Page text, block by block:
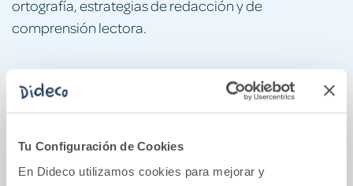
Tu Configuración de Cookies
En Dideco utilizamos cookies para mejorar y
ortografía, estrategias de redacción y de
comprensión lectora.
También podría gustarte...